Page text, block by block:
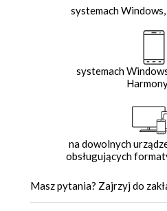
systemach
systemach
na dowolnych
obsługujących
Masz pytania? Zajrzyj do